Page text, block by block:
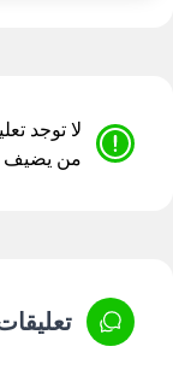
لا توجد
من يضيف